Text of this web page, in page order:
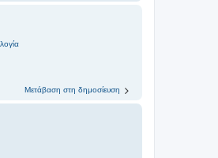
Μετάβαση στη δημοσίευση